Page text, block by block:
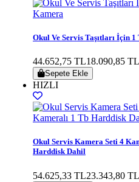
Okul Ve Servis Taşıtları İçin
44.652,75 TL18.090,85 TL
Sepete Ekle
HIZLI
Okul Servis Kamera Seti 4
Harddisk Dahil
54.625,33 TL23.343,80 TL